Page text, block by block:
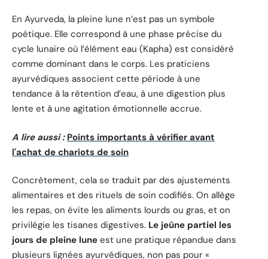
En Ayurveda, la pleine lune n’est pas un symbole
poétique. Elle correspond à une phase précise du
cycle lunaire où l’élément eau (Kapha) est considéré
comme dominant dans le corps. Les praticiens
ayurvédiques associent cette période à une
tendance à la rétention d’eau, à une digestion plus
lente et à une agitation émotionnelle accrue.
A lire aussi : Points importants à vérifier avant
l'achat de chariots de soin
Concrètement, cela se traduit par des ajustements
alimentaires et des rituels de soin codifiés. On allège
les repas, on évite les aliments lourds ou gras, et on
privilégie les tisanes digestives. Le jeûne partiel les
jours de pleine lune est une pratique répandue dans
plusieurs lignées ayurvédiques, non pas pour «